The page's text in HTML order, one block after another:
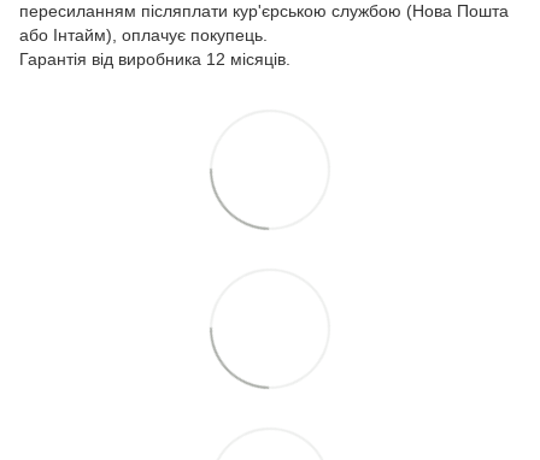
пересиланням післяплати кур'єрською службою (Нова Пошта
або Інтайм), оплачує покупець.
Гарантія від виробника 12 місяців.